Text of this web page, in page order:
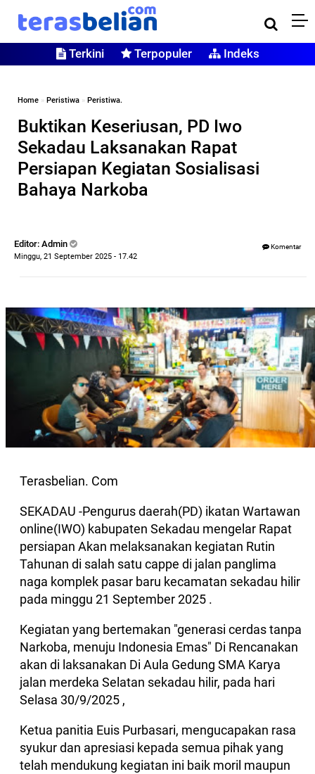
Terkini Terpopuler Indeks
Home » Peristiwa » Peristiwa.
Buktikan Keseriusan, PD Iwo
Sekadau Laksanakan Rapat
Persiapan Kegiatan Sosialisasi
Bahaya Narkoba
Editor: Admin
Minggu, 21 September 2025 - 17.42
Komentar
Terasbelian. Com
SEKADAU -Pengurus daerah(PD) ikatan Wartawan
online(IWO) kabupaten Sekadau mengelar Rapat
persiapan Akan melaksanakan kegiatan Rutin
Tahunan di salah satu cappe di jalan panglima
naga komplek pasar baru kecamatan sekadau hilir
pada minggu 21 September 2025 .
Kegiatan yang bertemakan "generasi cerdas tanpa
Narkoba, menuju Indonesia Emas" Di Rencanakan
akan di laksanakan Di Aula Gedung SMA Karya
jalan merdeka Selatan sekadau hilir, pada hari
Selasa 30/9/2025 ,
Ketua panitia Euis Purbasari, mengucapakan rasa
syukur dan apresiasi kepada semua pihak yang
telah mendukung kegiatan ini baik moril maupun